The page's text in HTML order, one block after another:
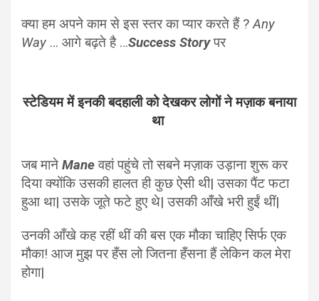
क्या हम अपने काम से इस स्तर का प्यार करते हैं ?Any
Way … आगे बढ़ते है …Success Storyपर
स्टेडियम में इनकी बदहाली को देखकर लोगों ने मज़ाक बनाया
था
जब माने Maneवहां पहुंचे तो सबने मज़ाक उड़ाना शुरू कर
दिया क्योंकि उसकी हालत ही कुछ ऐसी थी| उसका पैंट फटा
हुआ था| उसके जूते फटे हुए थे| उसकी आँखे भरी हुईं थीं|
उनकी आँखे कह रहीं थीं की बस एक मौका चाहिए सिर्फ एक
मौका! आज मुझ पर हँस लो जितना हँसना हैं लेकिन कल मेरा
होगा|